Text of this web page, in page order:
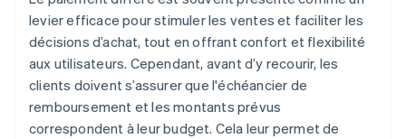
levier efficace pour stimuler les ventes et faciliter les
décisions d’achat, tout en offrant confort et flexibilité
aux utilisateurs. Cependant, avant d’y recourir, les
clients doivent s’assurer que l'échéancier de
remboursement et les montants prévus
correspondent à leur budget. Cela leur permet de